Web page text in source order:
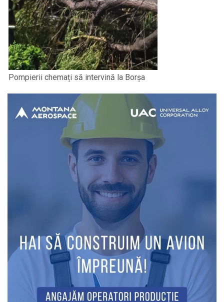
Pompierii chemați să intervină la Borșa